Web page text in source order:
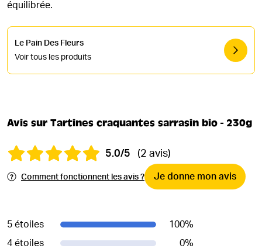
équilibrée.
Le Pain Des Fleurs
Voir tous les produits
Avis sur Tartines craquantes sarrasin bio - 230g
5.0/5 (2 avis)
Comment fonctionnent les avis ? Je donne mon avis
5 étoiles 100%
4 étoiles
0%